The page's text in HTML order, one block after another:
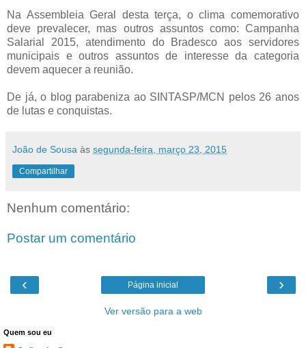
Na Assembleia Geral desta terça, o clima comemorativo
deve prevalecer, mas outros assuntos como: Campanha
Salarial 2015, atendimento do Bradesco aos servidores
municipais e outros assuntos de interesse da categoria
devem aquecer a reunião.
De já, o blog parabeniza ao SINTASP/MCN pelos 26 anos
de lutas e conquistas.
João de Sousa às segunda-feira, março 23, 2015
Compartilhar
Nenhum comentário:
Postar um comentário
‹ ›
Página inicial
Ver versão para a web
Quem sou eu